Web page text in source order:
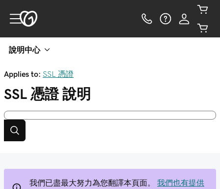
說明中心
Applies to: SSL 憑證
SSL 憑證 說明
我們已盡最大努力為您翻譯本頁面。
我們也有提供